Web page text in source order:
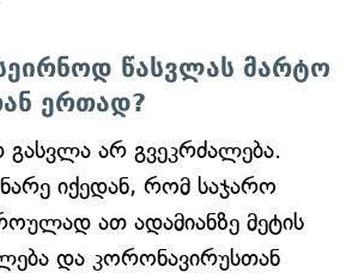
წასვლას მარტო
ერთად?
არ გვეკრძალება.
იქედან, რომ საჯარო
ათ ადამიანზე მეტის
და კორონავირუსთან